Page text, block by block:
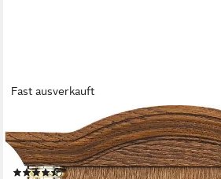
Fast ausverkauft
Funk-Pendelwanduhr F5014/4
Alarm,Eiche,Esszimmer,Wohnzimmer)
(30)